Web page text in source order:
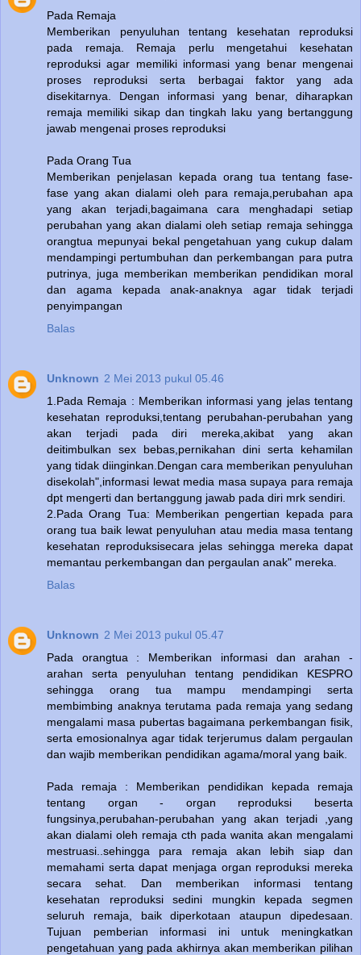
Pada Remaja
Memberikan penyuluhan tentang kesehatan reproduksi
pada remaja. Remaja perlu mengetahui kesehatan
reproduksi agar memiliki informasi yang benar mengenai
proses reproduksi serta berbagai faktor yang ada
disekitarnya. Dengan informasi yang benar, diharapkan
remaja memiliki sikap dan tingkah laku yang bertanggung
jawab mengenai proses reproduksi
Pada Orang Tua
Memberikan penjelasan kepada orang tua tentang fase-
fase yang akan dialami oleh para remaja,perubahan apa
yang akan terjadi,bagaimana cara menghadapi setiap
perubahan yang akan dialami oleh setiap remaja sehingga
orangtua mepunyai bekal pengetahuan yang cukup dalam
mendampingi pertumbuhan dan perkembangan para putra
putrinya, juga memberikan memberikan pendidikan moral
dan agama kepada anak-anaknya agar tidak terjadi
penyimpangan
Balas
Unknown 2 Mei 2013 pukul 05.46
1.Pada Remaja : Memberikan informasi yang jelas tentang
kesehatan reproduksi,tentang perubahan-perubahan yang
akan terjadi pada diri mereka,akibat yang akan
deitimbulkan sex bebas,pernikahan dini serta kehamilan
yang tidak diinginkan.Dengan cara memberikan penyuluhan
disekolah",informasi lewat media masa supaya para remaja
dpt mengerti dan bertanggung jawab pada diri mrk sendiri.
2.Pada Orang Tua: Memberikan pengertian kepada para
orang tua baik lewat penyuluhan atau media masa tentang
kesehatan reproduksisecara jelas sehingga mereka dapat
memantau perkembangan dan pergaulan anak" mereka.
Balas
Unknown 2 Mei 2013 pukul 05.47
Pada orangtua : Memberikan informasi dan arahan -
arahan serta penyuluhan tentang pendidikan KESPRO
sehingga orang tua mampu mendampingi serta
membimbing anaknya terutama pada remaja yang sedang
mengalami masa pubertas bagaimana perkembangan fisik,
serta emosionalnya agar tidak terjerumus dalam pergaulan
dan wajib memberikan pendidikan agama/moral yang baik.
Pada remaja : Memberikan pendidikan kepada remaja
tentang organ - organ reproduksi beserta
fungsinya,perubahan-perubahan yang akan terjadi ,yang
akan dialami oleh remaja cth pada wanita akan mengalami
mestruasi..sehingga para remaja akan lebih siap dan
memahami serta dapat menjaga organ reproduksi mereka
secara sehat. Dan memberikan informasi tentang
kesehatan reproduksi sedini mungkin kepada segmen
seluruh remaja, baik diperkotaan ataupun dipedesaan.
Tujuan pemberian informasi ini untuk meningkatkan
pengetahuan yang pada akhirnya akan memberikan pilihan